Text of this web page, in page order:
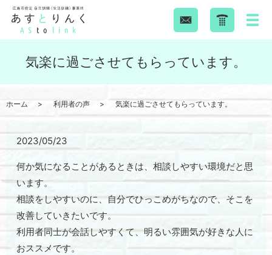
気楽に過ごさせてもらっています。
ホーム 利用者の声 気楽に過ごさせてもらっています。
2023/05/23
何か気になることがあるときは、相談しやすい環境だと思
います。
相談をしやすいのに、自分でひっこめがちなので、そこを
改善していきたいです。
利用者同士が会話しやすくて、明るい雰囲気が好きな人に
おススメです。